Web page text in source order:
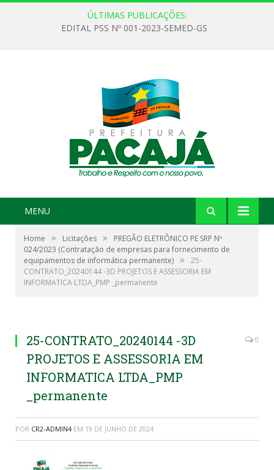
ÚLTIMAS PUBLICAÇÕES:
EDITAL PSS Nº 001-2023-SEMED-GS
MENU
Home » Licitações »
PREGÃO ELETRÔNICO PE SRP Nº
024/2023 (Contratação de empresas para fornecimento de
equipamentos de informática permanente) »
25-
CONTRATO_20240144 -3D PROJETOS E ASSESSORIA EM
INFORMATICA LTDA_PMP _permanente
25-CONTRATO_20240144 -3D
PROJETOS E ASSESSORIA EM
INFORMATICA LTDA_PMP
_permanente
0
POR CR2-ADMIN4 EM 19 DE JUNHO DE 2024